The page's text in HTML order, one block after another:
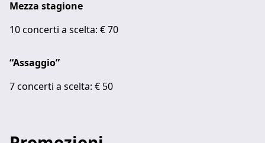
Mezza stagione
10 concerti a scelta: € 70
“Assaggio”
7 concerti a scelta: € 50